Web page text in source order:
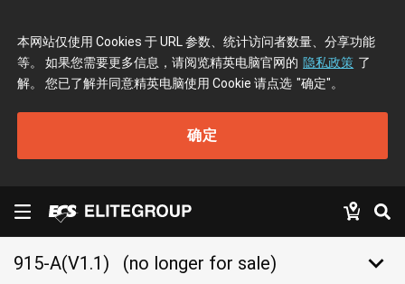
本网站仅使用 Cookies 于 URL 参数、统计访问者数量、分享功能
等。 如果您需要更多信息，请阅览精英电脑官网的 隐私政策 了
解。 您已了解并同意精英电脑使用 Cookie 请点选 "确定"。
确定
915-A(V1.1) (no longer for sale) keyboard_arrow_down